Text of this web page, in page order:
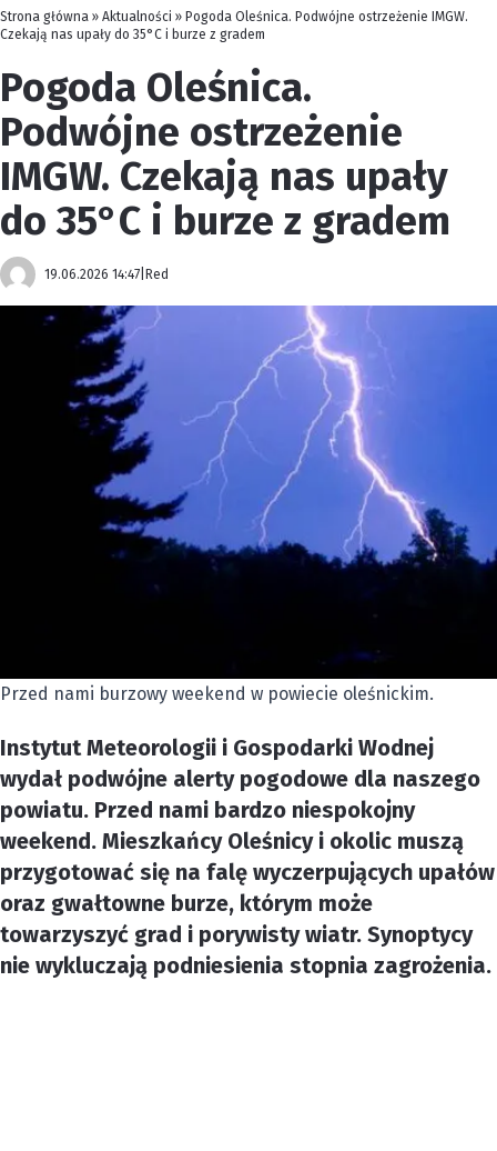
Strona główna » Aktualności » Pogoda Oleśnica. Podwójne ostrzeżenie IMGW.
Czekają nas upały do 35°C i burze z gradem
Pogoda Oleśnica.
Podwójne ostrzeżenie
IMGW. Czekają nas upały
do 35°C i burze z gradem
19.06.2026 14:47 Red
Przed nami burzowy weekend w powiecie oleśnickim.
Instytut Meteorologii i Gospodarki Wodnej
wydał podwójne alerty pogodowe dla naszego
powiatu. Przed nami bardzo niespokojny
weekend. Mieszkańcy Oleśnicy i okolic muszą
przygotować się na falę wyczerpujących upałów
oraz gwałtowne burze, którym może
towarzyszyć grad i porywisty wiatr. Synoptycy
nie wykluczają podniesienia stopnia zagrożenia.